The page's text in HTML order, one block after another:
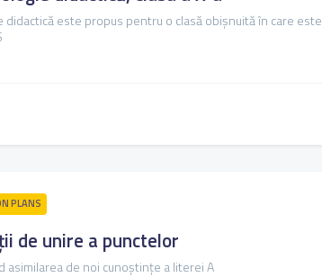
este propus pentru o clasă obişnuită în care este
PLANS
de unire a punctelor
asimilarea de noi cunoștințe a literei A